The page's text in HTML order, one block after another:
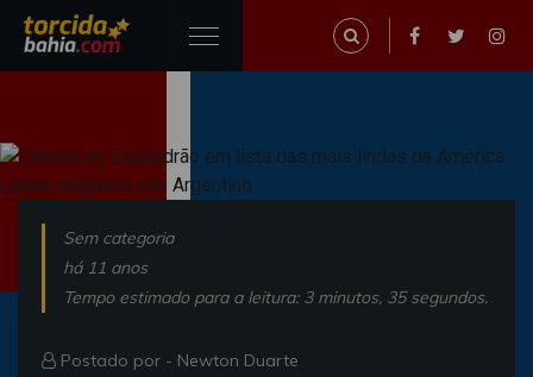
Sem categoria
há 11 anos
Tempo estimado para a leitura: 3 minutos, 35 segundos.
Postado por - Newton Duarte